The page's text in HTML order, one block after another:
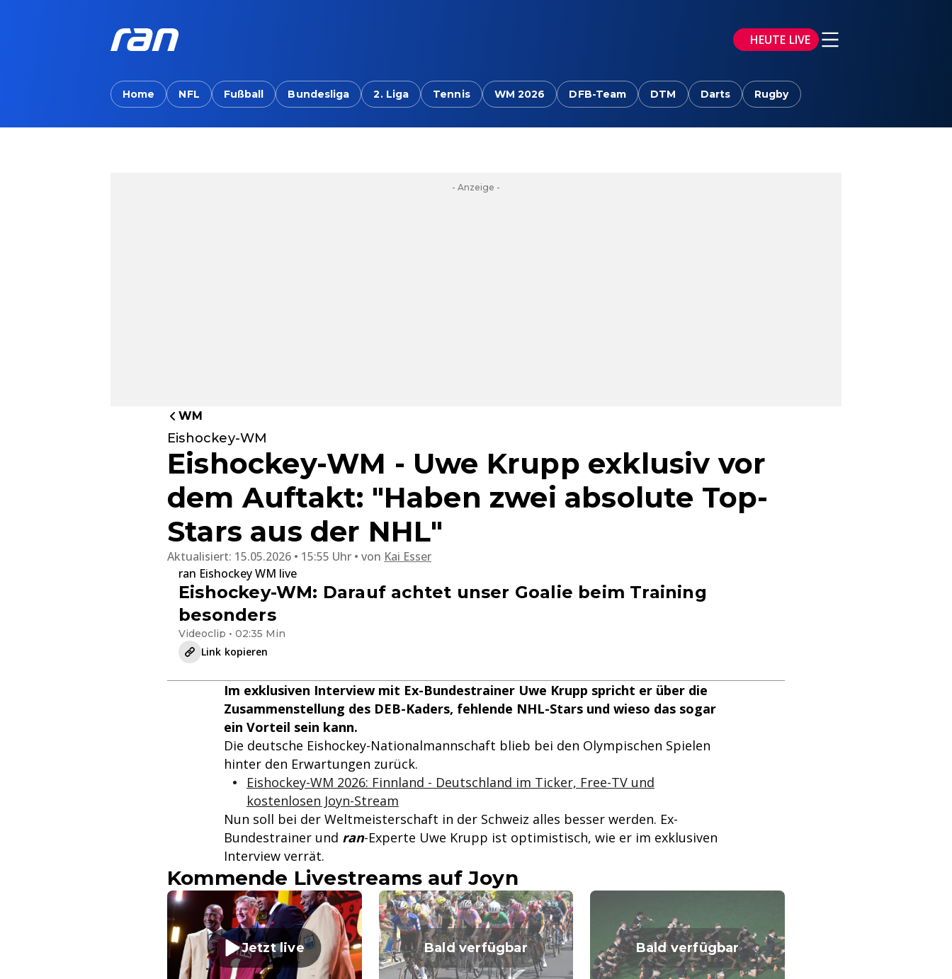
HEUTE LIVE
Home NFL Fußball Bundesliga 2. Liga Tennis WM 2026 DFB-Team DTM Darts Rugby
- Anzeige -
WM
Eishockey-WM
Eishockey-WM - Uwe Krupp exklusiv vor
dem Auftakt: "Haben zwei absolute Top-
Stars aus der NHL"
Aktualisiert: 15.05.2026 • 15:55 Uhr von Kai Esser
ran Eishockey WM live
Eishockey-WM: Darauf achtet unser Goalie beim Training
besonders
Videoclip • 02:35 Min
Link kopieren
Im exklusiven Interview mit Ex-Bundestrainer Uwe Krupp spricht er über die
Zusammenstellung des DEB-Kaders, fehlende NHL-Stars und wieso das sogar
ein Vorteil sein kann.
Die deutsche Eishockey-Nationalmannschaft blieb bei den Olympischen Spielen
hinter den Erwartungen zurück.
Eishockey-WM 2026: Finnland - Deutschland im Ticker, Free-TV und
kostenlosen Joyn-Stream
Nun soll bei der Weltmeisterschaft in der Schweiz alles besser werden. Ex-
Bundestrainer und ran-Experte Uwe Krupp ist optimistisch, wie er im exklusiven
Interview verrät.
Kommende Livestreams auf Joyn
Jetzt live Bald verfügbar Bald verfügbar